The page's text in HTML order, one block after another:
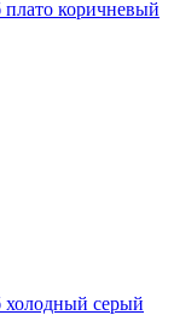
коричневый
холодный серый